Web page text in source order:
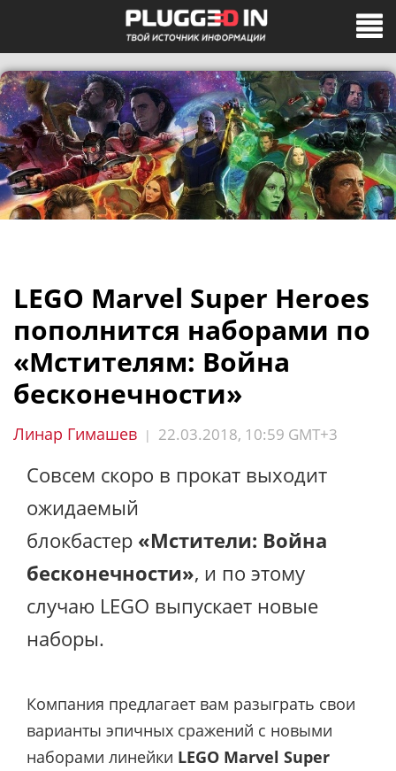
LEGO Marvel Super Heroes
пополнится наборами по
«Мстителям: Война
бесконечности»
Линар Гимашев | 22.03.2018, 10:59 GMT+3
Совсем скоро в прокат выходит
ожидаемый
блокбастер «Мстители: Война
бесконечности», и по этому
случаю LEGO выпускает новые
наборы.
Компания предлагает вам разыграть свои
варианты эпичных сражений с новыми
наборами линейки LEGO Marvel Super